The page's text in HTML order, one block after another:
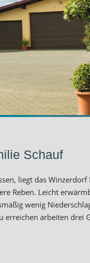
Schauf
liegt das
Reben. Leicht
wenig
erreichen arbeiten drei